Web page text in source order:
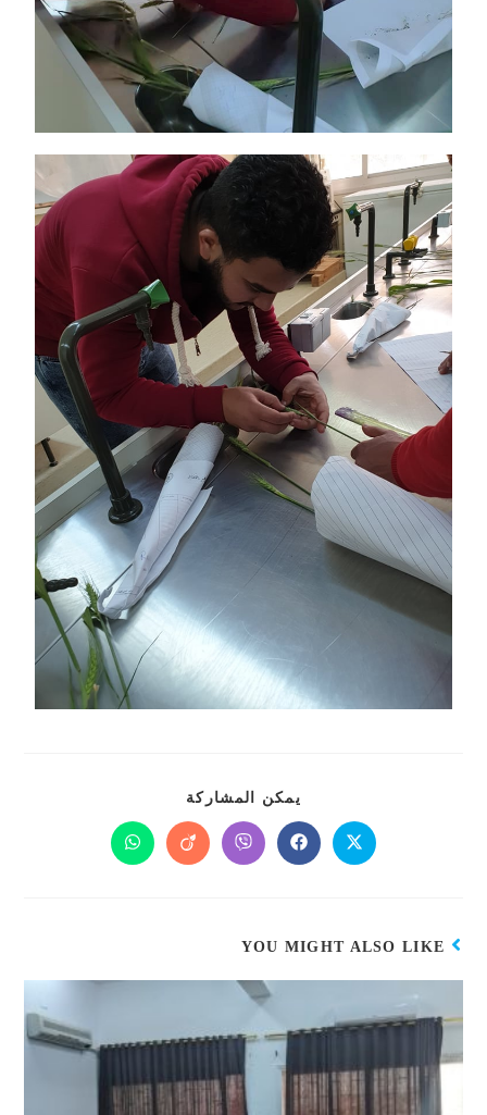
يمكن المشاركة
YOU MIGHT ALSO LIKE